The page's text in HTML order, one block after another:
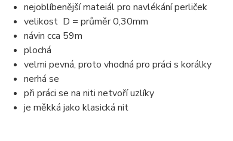
nejoblíbenější mateiál pro navlékání perliček
velikost D = průměr 0,30mm
návin cca 59m
plochá
velmi pevná, proto vhodná pro práci s korálky
nerhá se
při práci se na niti netvoří uzlíky
je měkká jako klasická nit